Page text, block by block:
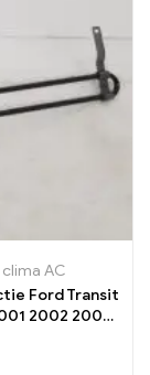
AC
Ford Transit
2002 2003